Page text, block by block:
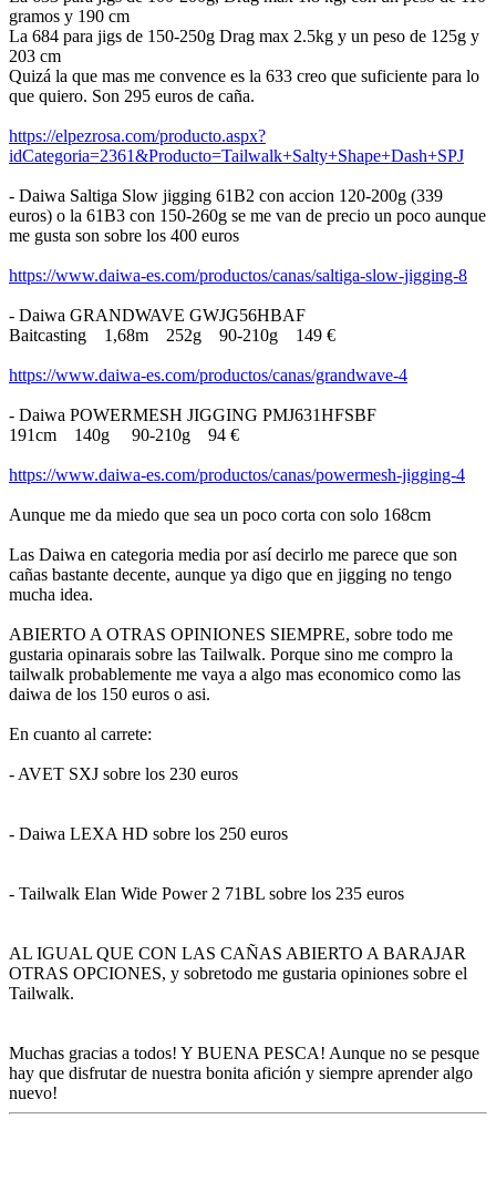
gramos y 190 cm
La 684 para jigs de 150-250g Drag max 2.5kg y un peso de 125g y
203 cm
Quizá la que mas me convence es la 633 creo que suficiente para lo
que quiero. Son 295 euros de caña.
https://elpezrosa.com/producto.aspx?
idCategoria=2361&Producto=Tailwalk+Salty+Shape+Dash+SPJ
- Daiwa Saltiga Slow jigging 61B2 con accion 120-200g (339
euros) o la 61B3 con 150-260g se me van de precio un poco aunque
me gusta son sobre los 400 euros
https://www.daiwa-es.com/productos/canas/saltiga-slow-jigging-8
- Daiwa GRANDWAVE GWJG56HBAF
Baitcasting 1,68m 252g 90-210g 149 €
https://www.daiwa-es.com/productos/canas/grandwave-4
- Daiwa POWERMESH JIGGING PMJ631HFSBF
191cm 140g 90-210g 94 €
https://www.daiwa-es.com/productos/canas/powermesh-jigging-4
Aunque me da miedo que sea un poco corta con solo 168cm
Las Daiwa en categoria media por así decirlo me parece que son
cañas bastante decente, aunque ya digo que en jigging no tengo
mucha idea.
ABIERTO A OTRAS OPINIONES SIEMPRE, sobre todo me
gustaria opinarais sobre las Tailwalk. Porque sino me compro la
tailwalk probablemente me vaya a algo mas economico como las
daiwa de los 150 euros o asi.
En cuanto al carrete:
- AVET SXJ sobre los 230 euros
- Daiwa LEXA HD sobre los 250 euros
- Tailwalk Elan Wide Power 2 71BL sobre los 235 euros
AL IGUAL QUE CON LAS CAÑAS ABIERTO A BARAJAR
OTRAS OPCIONES, y sobretodo me gustaria opiniones sobre el
Tailwalk.
Muchas gracias a todos! Y BUENA PESCA! Aunque no se pesque
hay que disfrutar de nuestra bonita afición y siempre aprender algo
nuevo!